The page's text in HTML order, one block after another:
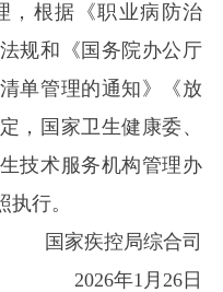
，根据《职业病防治
规和《国务院办公厅
单管理的通知》《放
，国家卫生健康委、
技术服务机构管理办
行。
国家疾控局综合司
2026年1月26日